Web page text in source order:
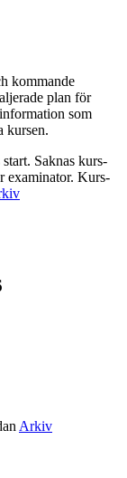
kommande
plan för
som
kursen.
Saknas kurs-
examinator. Kurs-
Arkiv